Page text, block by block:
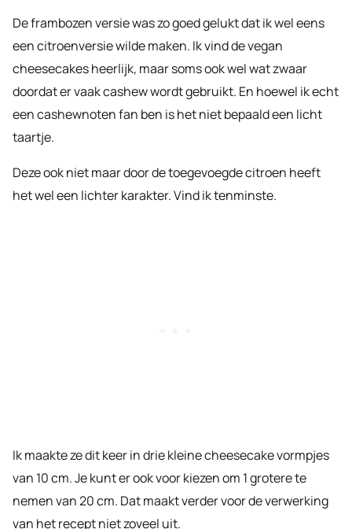
De frambozen versie was zo goed gelukt dat ik wel eens
een citroenversie wilde maken. Ik vind de vegan
cheesecakes heerlijk, maar soms ook wel wat zwaar
doordat er vaak cashew wordt gebruikt. En hoewel ik echt
een cashewnoten fan ben is het niet bepaald een licht
taartje.
Deze ook niet maar door de toegevoegde citroen heeft
het wel een lichter karakter. Vind ik tenminste.
Ik maakte ze dit keer in drie kleine cheesecake vormpjes
van 10 cm. Je kunt er ook voor kiezen om 1 grotere te
nemen van 20 cm. Dat maakt verder voor de verwerking
van het recept niet zoveel uit.